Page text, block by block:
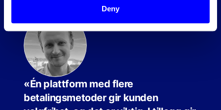
Deny
«Én plattform med flere
betalingsmetoder gir kunden